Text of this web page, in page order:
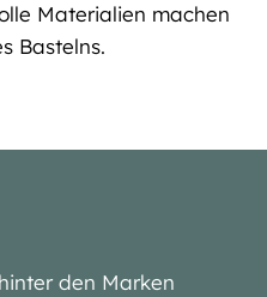
Materialien machen
Bastelns.
den Marken